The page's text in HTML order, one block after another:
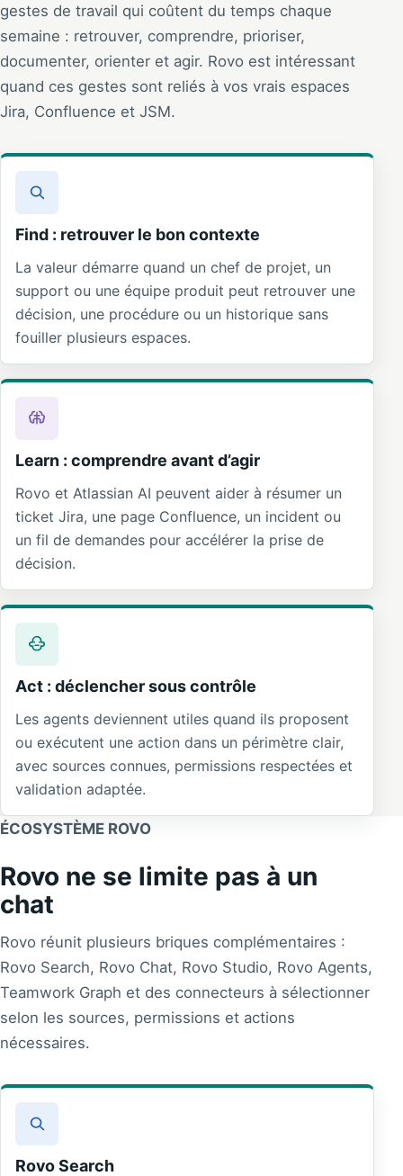
gestes de travail qui coûtent du temps chaque
semaine : retrouver, comprendre, prioriser,
documenter, orienter et agir. Rovo est intéressant
quand ces gestes sont reliés à vos vrais espaces
Jira, Confluence et JSM.
Find : retrouver le bon contexte
La valeur démarre quand un chef de projet, un
support ou une équipe produit peut retrouver une
décision, une procédure ou un historique sans
fouiller plusieurs espaces.
Learn : comprendre avant d’agir
Rovo et Atlassian AI peuvent aider à résumer un
ticket Jira, une page Confluence, un incident ou
un fil de demandes pour accélérer la prise de
décision.
Act : déclencher sous contrôle
Les agents deviennent utiles quand ils proposent
ou exécutent une action dans un périmètre clair,
avec sources connues, permissions respectées et
validation adaptée.
ÉCOSYSTÈME ROVO
Rovo ne se limite pas à un
chat
Rovo réunit plusieurs briques complémentaires :
Rovo Search, Rovo Chat, Rovo Studio, Rovo Agents,
Teamwork Graph et des connecteurs à sélectionner
selon les sources, permissions et actions
nécessaires.
Rovo Search